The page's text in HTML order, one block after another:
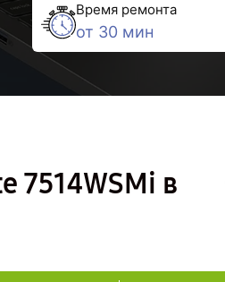
Время ремонта
от 30 мин
7514WSMi в